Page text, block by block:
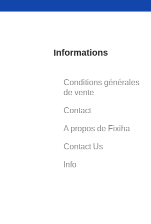
Informations
Conditions générales
de vente
Contact
A propos de Fixiha
Contact Us
Info